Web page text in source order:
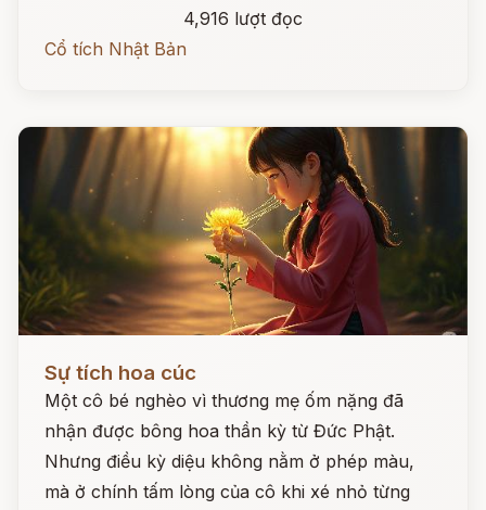
4,916 lượt đọc
Cổ tích Nhật Bản
Sự tích hoa cúc
Một cô bé nghèo vì thương mẹ ốm nặng đã
nhận được bông hoa thần kỳ từ Đức Phật.
Nhưng điều kỳ diệu không nằm ở phép màu,
mà ở chính tấm lòng của cô khi xé nhỏ từng